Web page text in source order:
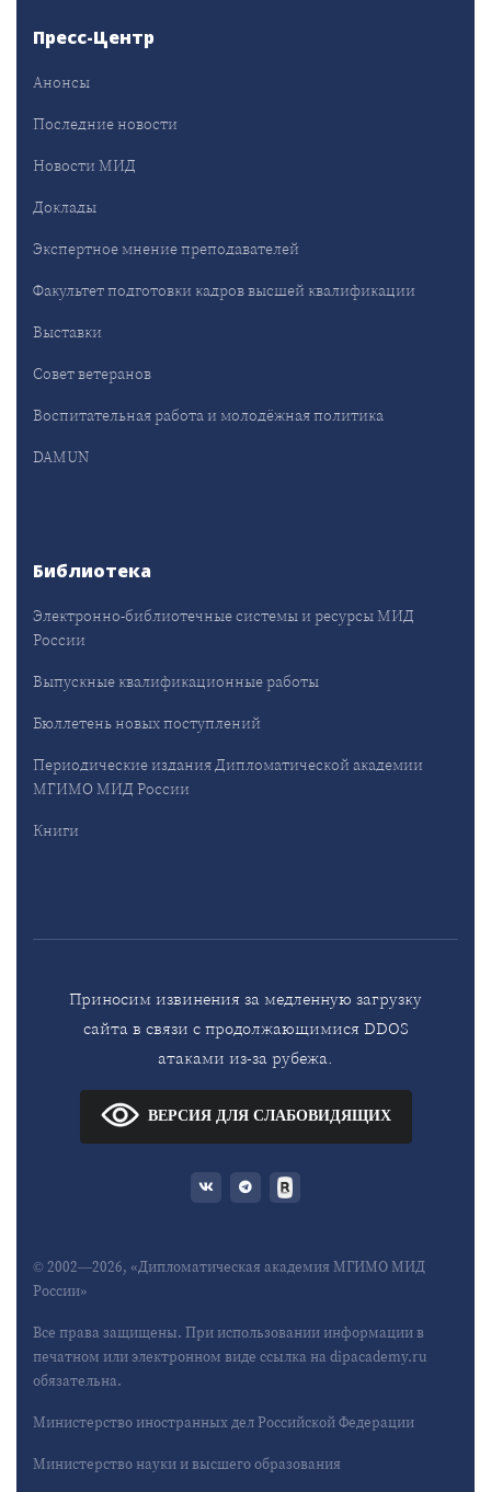
Пресс-Центр
Анонсы
Последние новости
Новости МИД
Доклады
Экспертное мнение преподавателей
Факультет подготовки кадров высшей квалификации
Выставки
Совет ветеранов
Воспитательная работа и молодёжная политика
DAMUN
Библиотека
Электронно-библиотечные системы и ресурсы МИД
России
Выпускные квалификационные работы
Бюллетень новых поступлений
Периодические издания Дипломатической академии
МГИМО МИД России
Книги
Приносим извинения за медленную загрузку
сайта в связи с продолжающимися DDOS
атаками из-за рубежа.
ВЕРСИЯ ДЛЯ СЛАБОВИДЯЩИХ
© 2002—2026, «Дипломатическая академия МГИМО МИД
России»
Все права защищены. При использовании информации в
печатном или электронном виде ссылка на dipacademy.ru
обязательна.
Министерство иностранных дел Российской Федерации
Министерство науки и высшего образования